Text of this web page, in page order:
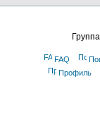
FAQ
Профиль